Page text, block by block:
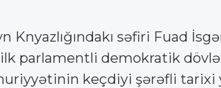
səfiri Fuad
parlamentli demokratik
keçdiyi şərəfli tarixi